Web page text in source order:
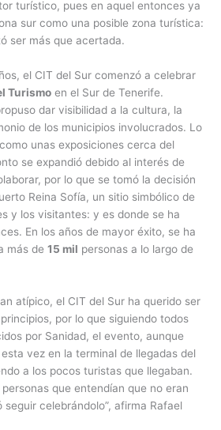
turístico, pues en aquel entonces ya
sur como una posible zona turística:
ser más que acertada.
el CIT del Sur comenzó a celebrar
Turismo en el Sur de Tenerife.
dar visibilidad a la cultura, la
de los municipios involucrados. Lo
unas exposiciones cerca del
se expandió debido al interés de
por lo que se tomó la decisión
Reina Sofía, un sitio simbólico de
y los visitantes: y es donde se ha
En los años de mayor éxito, se ha
más de 15 mil ​personas a lo largo de
atípico, el CIT del Sur ha querido ser
por lo que siguiendo todos
por Sanidad, el evento, aunque
vez en la terminal de llegadas del
a los pocos turistas que llegaban.
personas que entendían que no eran
celebrándolo”, afirma Rafael